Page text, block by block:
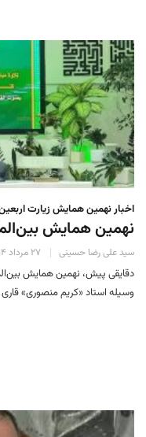
اخبار نهمین همایش زیارت اربعین
نهمین همایش
سید علی رضا حسینی ۲۷ مرداد ۱۴۰۴
دقایقی پیش، نهمین همایش
وسیله استاد «کریم منصوری» قاری